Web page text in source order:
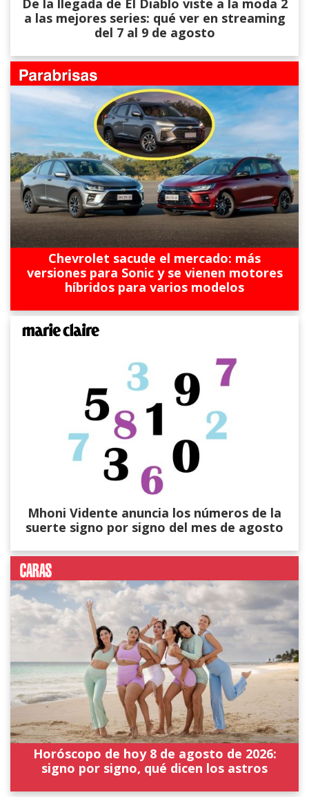
De la llegada de El Diablo viste a la moda 2
a las mejores series: qué ver en streaming
del 7 al 9 de agosto
Chevrolet sacude el mercado: más
versiones para Sonic y se vienen motores
híbridos para varios modelos
Mhoni Vidente anuncia los números de la
suerte signo por signo del mes de agosto
Horóscopo de hoy 8 de agosto de 2026:
signo por signo, qué dicen los astros